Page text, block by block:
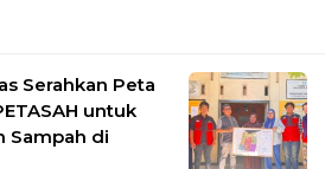
Serahkan Peta
untuk
Sampah di